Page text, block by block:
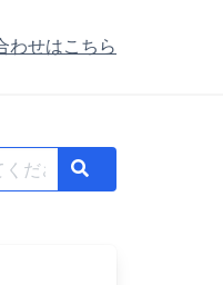
わせはこちら
Search